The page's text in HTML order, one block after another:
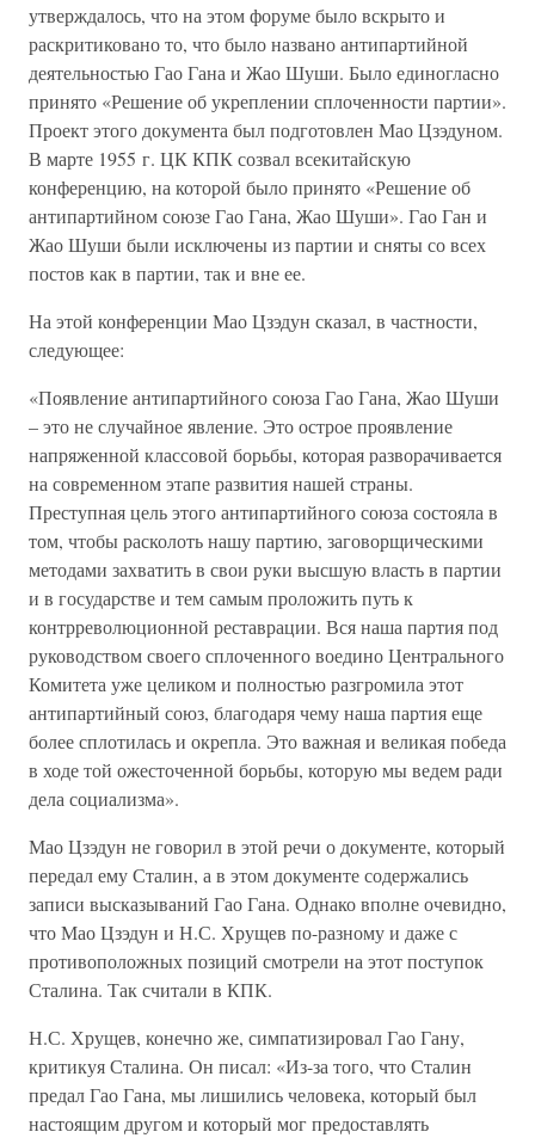
утверждалось, что на этом форуме было вскрыто и
раскритиковано то, что было названо антипартийной
деятельностью Гао Гана и Жао Шуши. Было единогласно
принято «Решение об укреплении сплоченности партии».
Проект этого документа был подготовлен Мао Цзэдуном.
В марте 1955 г. ЦК КПК созвал всекитайскую
конференцию, на которой было принято «Решение об
антипартийном союзе Гао Гана, Жао Шуши». Гао Ган и
Жао Шуши были исключены из партии и сняты со всех
постов как в партии, так и вне ее.
На этой конференции Мао Цзэдун сказал, в частности,
следующее:
«Появление антипартийного союза Гао Гана, Жао Шуши
– это не случайное явление. Это острое проявление
напряженной классовой борьбы, которая разворачивается
на современном этапе развития нашей страны.
Преступная цель этого антипартийного союза состояла в
том, чтобы расколоть нашу партию, заговорщическими
методами захватить в свои руки высшую власть в партии
и в государстве и тем самым проложить путь к
контрреволюционной реставрации. Вся наша партия под
руководством своего сплоченного воедино Центрального
Комитета уже целиком и полностью разгромила этот
антипартийный союз, благодаря чему наша партия еще
более сплотилась и окрепла. Это важная и великая победа
в ходе той ожесточенной борьбы, которую мы ведем ради
дела социализма».
Мао Цзэдун не говорил в этой речи о документе, который
передал ему Сталин, а в этом документе содержались
записи высказываний Гао Гана. Однако вполне очевидно,
что Мао Цзэдун и Н.С. Хрущев по-разному и даже с
противоположных позиций смотрели на этот поступок
Сталина. Так считали в КПК.
Н.С. Хрущев, конечно же, симпатизировал Гао Гану,
критикуя Сталина. Он писал: «Из-за того, что Сталин
предал Гао Гана, мы лишились человека, который был
настоящим другом и который мог предоставлять